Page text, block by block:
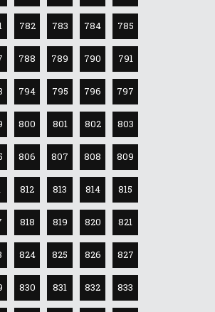
782 783 784 785
788 789 790 791
794 795 796 797
800 801 802 803
806 807 808 809
812 813 814 815
818 819 820 821
824 825 826 827
830 831 832 833